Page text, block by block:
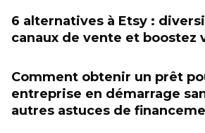
6 alternatives à Etsy :
canaux de vente et boostez
Comment obtenir un prêt
entreprise en démarrage
autres astuces de